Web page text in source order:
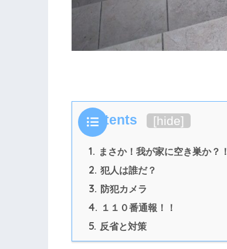
Contents [hide]
1. まさか！我が家に空き巣か？！
2. 犯人は誰だ？
3. 防犯カメラ
4. １１０番通報！！
5. 反省と対策